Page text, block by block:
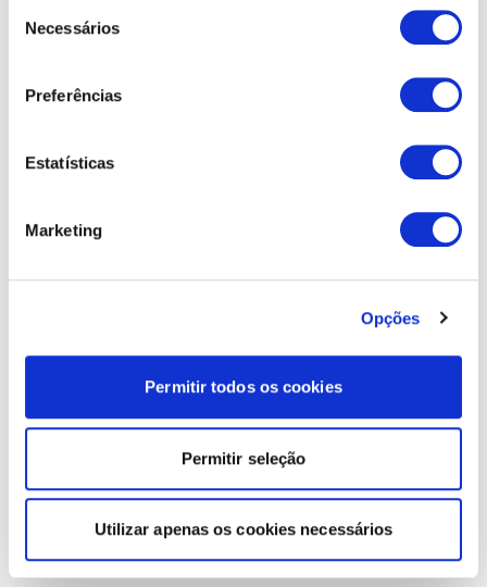
Necessários
Preferências
Estatísticas
Marketing
Opções
Permitir todos os cookies
Permitir seleção
Utilizar apenas os cookies necessários